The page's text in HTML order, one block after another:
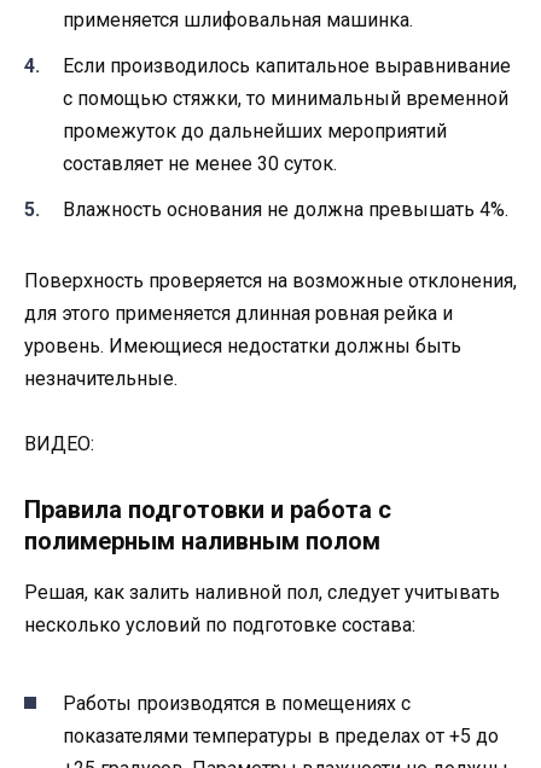
применяется шлифовальная машинка.
Если производилось капитальное выравнивание
с помощью стяжки, то минимальный временной
промежуток до дальнейших мероприятий
составляет не менее 30 суток.
Влажность основания не должна превышать 4%.
Поверхность проверяется на возможные отклонения,
для этого применяется длинная ровная рейка и
уровень. Имеющиеся недостатки должны быть
незначительные.
ВИДЕО:
Правила подготовки и работа с
полимерным наливным полом
Решая, как залить наливной пол, следует учитывать
несколько условий по подготовке состава:
Работы производятся в помещениях с
показателями температуры в пределах от +5 до